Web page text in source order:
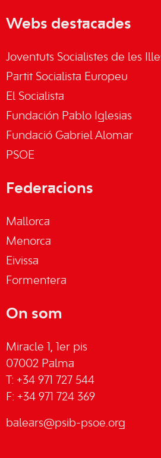
Webs destacades
Joventuts Socialistes de les
Partit Socialista Europeu
El Socialista
Fundación Pablo Iglesias
Fundació Gabriel Alomar
PSOE
Federacions
Mallorca
Menorca
Eivissa
Formentera
On som
Miracle 1, 1er pis
07002 Palma
T: +34 971 727 544
F: +34 971 724 369
balears@psib-psoe.org